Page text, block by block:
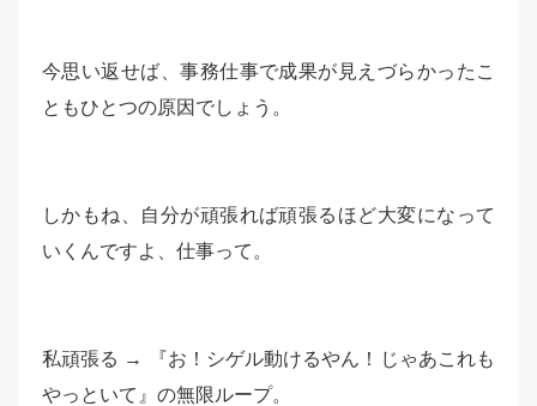
今思い返せば、事務仕事で成果が見えづらかったこ
ともひとつの原因でしょう。
しかもね、自分が頑張れば頑張るほど大変になって
いくんですよ、仕事って。
私頑張る → 『お！シゲル動けるやん！じゃあこれも
やっといて』の無限ループ。